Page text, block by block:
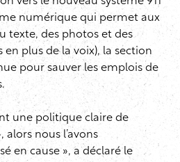
numérique qui permet aux
texte, des photos et des
plus de la voix), la section
pour sauver les emplois de
une politique claire de
nous l’avons
en cause », a déclaré le